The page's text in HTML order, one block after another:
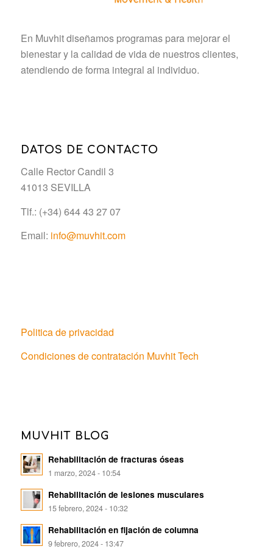
En Muvhit diseñamos programas para mejorar el
bienestar y la calidad de vida de nuestros clientes,
atendiendo de forma integral al individuo.
DATOS DE CONTACTO
Calle Rector Candil 3
41013 SEVILLA
Tlf.: (+34) 644 43 27 07
Email: info@muvhit.com
Politica de privacidad
Condiciones de contratación Muvhit Tech
MUVHIT BLOG
Rehabilitación de fracturas óseas
1 marzo, 2024 - 10:54
Rehabilitación de lesiones musculares
15 febrero, 2024 - 10:32
Rehabilitación en fijación de columna
9 febrero, 2024 - 13:47